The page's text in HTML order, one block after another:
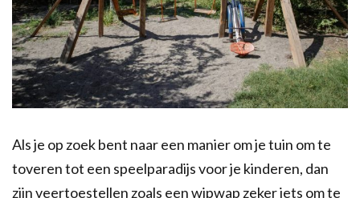
Als je op zoek bent naar een manier om je tuin om te
toveren tot een speelparadijs voor je kinderen, dan
zijn veertoestellen zoals een wipwap zeker iets om te